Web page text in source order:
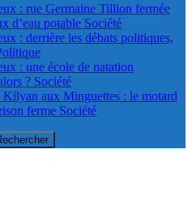
: rue Germaine Tillion fermée
d’eau potable Société
: derrière les débats politiques,
: une école de natation
? Société
aux Minguettes : le motard
ferme Société